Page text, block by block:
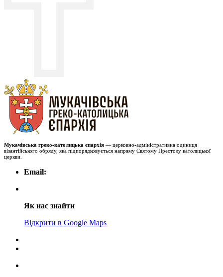
Мукачівська греко-католицька єпархія — церковно-адміністративна одиниця
візантійського обряду, яка підпорядковується напряму Святому Престолу католицької
церкви.
Email:
Як нас знайти
Відкрити в Google Maps